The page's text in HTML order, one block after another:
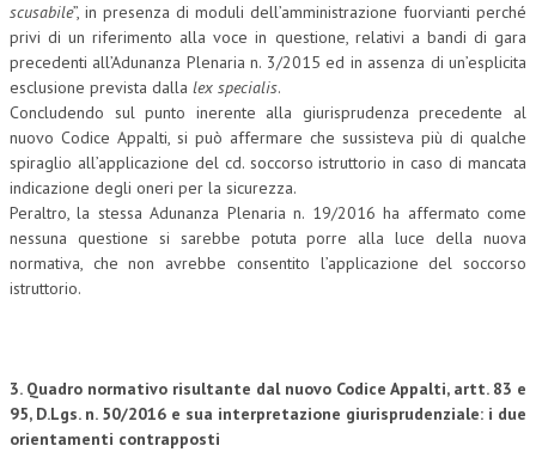
scusabile”, in presenza di moduli dell’amministrazione fuorvianti perché
privi di un riferimento alla voce in questione, relativi a bandi di gara
precedenti all’Adunanza Plenaria n. 3/2015 ed in assenza di un’esplicita
esclusione prevista dalla lex specialis.
Concludendo sul punto inerente alla giurisprudenza precedente al
nuovo Codice Appalti, si può affermare che sussisteva più di qualche
spiraglio all’applicazione del cd. soccorso istruttorio in caso di mancata
indicazione degli oneri per la sicurezza.
Peraltro, la stessa Adunanza Plenaria n. 19/2016 ha affermato come
nessuna questione si sarebbe potuta porre alla luce della nuova
normativa, che non avrebbe consentito l’applicazione del soccorso
istruttorio.
3. Quadro normativo risultante dal nuovo Codice Appalti, artt. 83 e
95, D.Lgs. n. 50/2016 e sua interpretazione giurisprudenziale: i due
orientamenti contrapposti